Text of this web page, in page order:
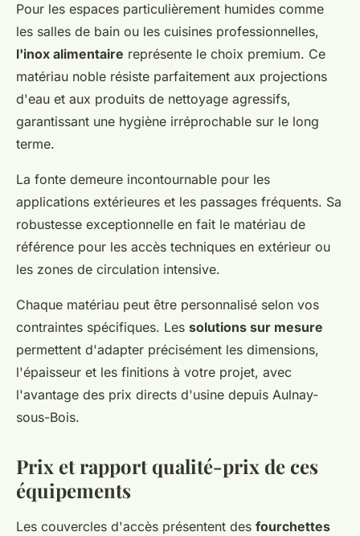
Pour les espaces particulièrement humides comme
les salles de bain ou les cuisines professionnelles,
l'inox alimentaire représente le choix premium. Ce
matériau noble résiste parfaitement aux projections
d'eau et aux produits de nettoyage agressifs,
garantissant une hygiène irréprochable sur le long
terme.
La fonte demeure incontournable pour les
applications extérieures et les passages fréquents. Sa
robustesse exceptionnelle en fait le matériau de
référence pour les accès techniques en extérieur ou
les zones de circulation intensive.
Chaque matériau peut être personnalisé selon vos
contraintes spécifiques. Les solutions sur mesure
permettent d'adapter précisément les dimensions,
l'épaisseur et les finitions à votre projet, avec
l'avantage des prix directs d'usine depuis Aulnay-
sous-Bois.
Prix et rapport qualité-prix de ces
équipements
Les couvercles d'accès présentent des fourchettes